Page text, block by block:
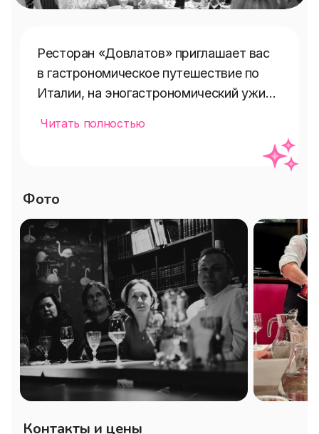
Ресторан «Довлатов» приглашает вас
в гастрономическое путешествие по
Италии, на эногастрономический ужин
мир традиционной итальянской кухни.
гармонией вкуса и аромата, когда
сомелье искусно подбирает винное
сопровождение к каждому блюду,
подчеркивая его особенности и
создавая неповторимые впечатления.
В этот вечер вы продолжите изучать,
что пили жители Италии до
глобализации и прочих перегибов,
Читать полностью
Фото
Контакты и цены